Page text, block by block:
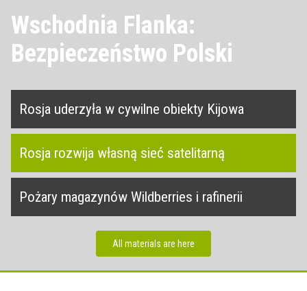
Wschodnia Flanka:
Bezpieczeństwo Polski
Rosja uderzyła w cywilne obiekty Kijowa
Rosja rozwija własną sieć satelitarną
Pożary magazynów Wildberries i rafinerii
All materials are here